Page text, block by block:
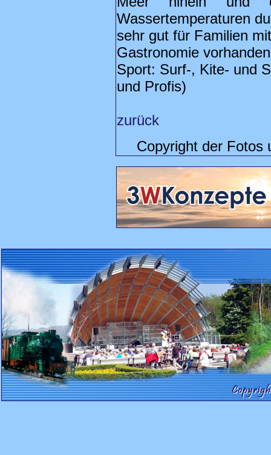
Wassertemperaturen
sehr gut für Familien
Gastronomie vorhanden
Sport: Surf-, Kite- und
und Profis)
zurück
Copyright der Fotos